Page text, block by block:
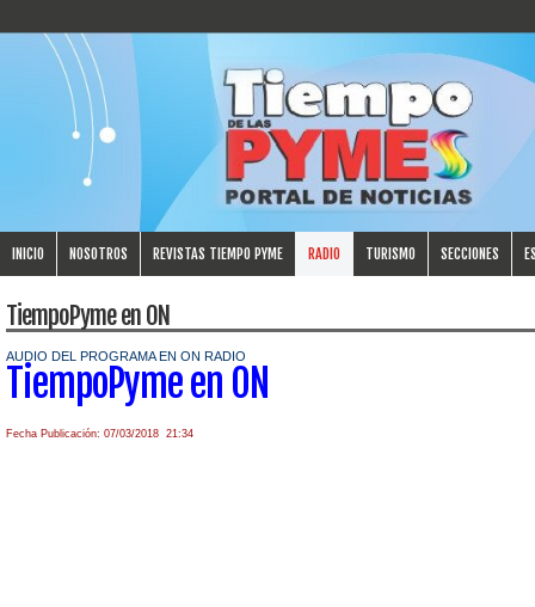
INICIO NOSOTROS REVISTAS TIEMPO PYME RADIO TURISMO SECCIONES
TiempoPyme en ON
AUDIO DEL PROGRAMA EN ON RADIO
TiempoPyme en ON
Fecha Publicación: 07/03/2018 21:34